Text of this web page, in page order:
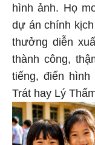
hình ảnh. Họ
dự án chính
thưởng diễn
thành công,
tiếng, điển
Trát hay Lý